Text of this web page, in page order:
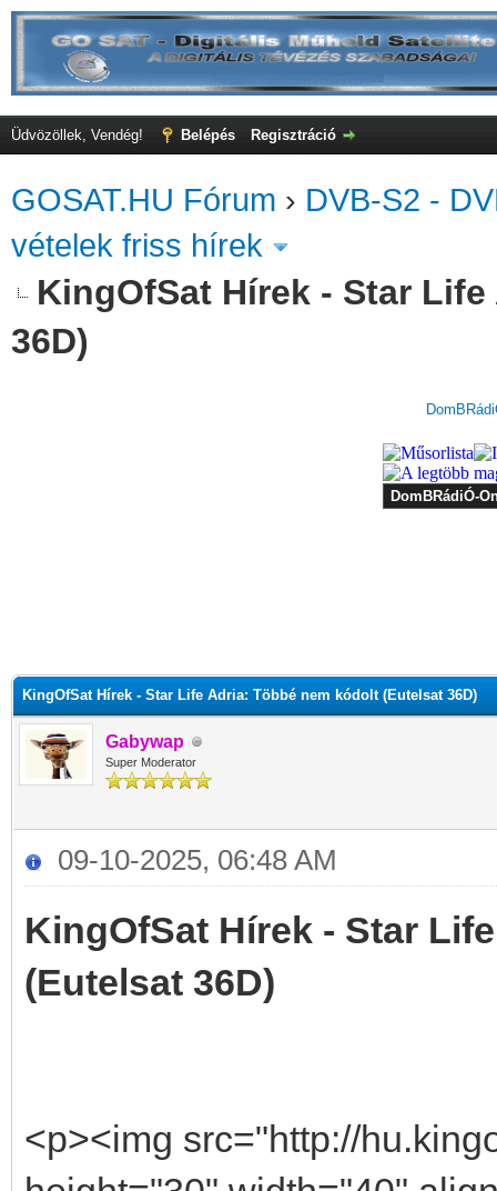
Üdvözöllek, Vendég! Belépés Regisztráció
GOSAT.HU Fórum › DVB-S2 -
vételek friss hírek
KingOfSat Hírek - Star
36D)
KingOfSat Hírek - Star Life Adria: Többé nem kódolt (Eutelsat 36D)
Gabywap
Super Moderator
09-10-2025, 06:48 AM
KingOfSat Hírek - Star
(Eutelsat 36D)
<p><img src="http://